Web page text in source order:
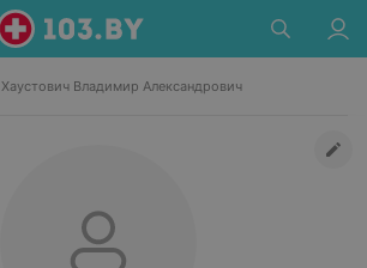
Хаустович Владимир Александрович